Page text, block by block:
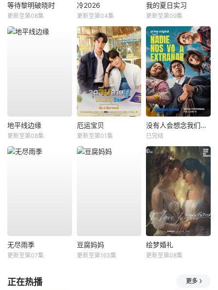
等待黎明破晓时
更新至第08集
冷2026
更新至第04集
我的夏日实习
更新至第09集
地平线边缘
更新至第08集
厄运宝贝
更新至第01集
没有人会想念我们第二季
已完结
无尽雨季
更新至第07集
豆腐妈妈
更新至第163集
绘梦婚礼
更新至第08集
正在热播 更多